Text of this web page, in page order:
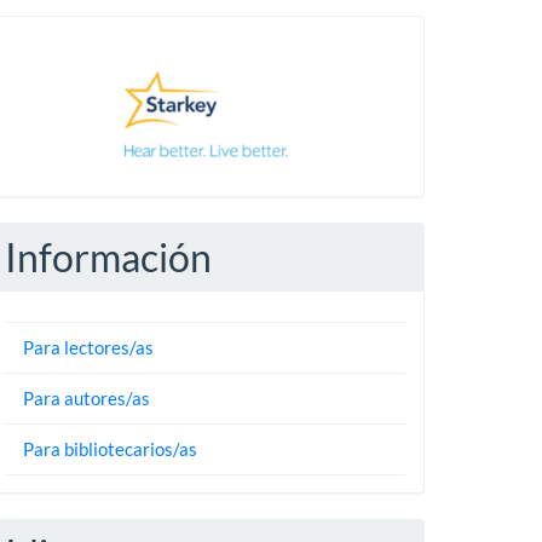
Información
Para lectores/as
Para autores/as
Para bibliotecarios/as